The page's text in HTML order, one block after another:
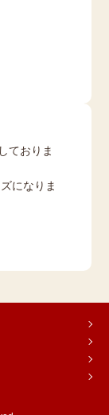
ておりま
になりま